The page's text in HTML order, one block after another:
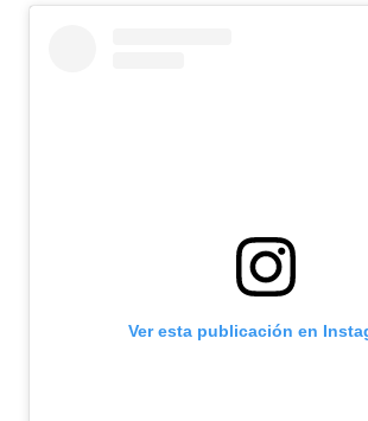
Ver esta publicación en